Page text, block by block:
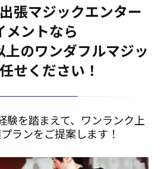
張マジックエンター
メントなら
のワンダフルマジッ
せください！
験を踏まえて、ワンランク上
ランをご提案します！